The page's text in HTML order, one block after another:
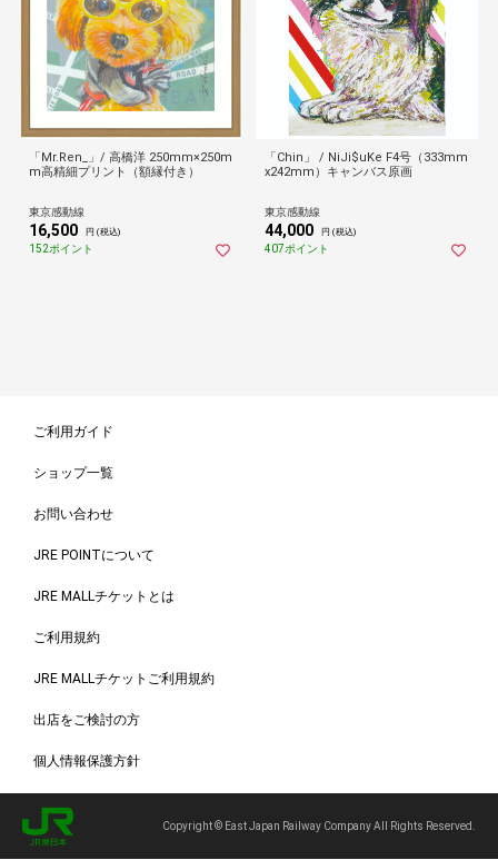
「Mr.Ren_」/ 高橋洋 250mm×250m
m高精細プリント（額縁付き）
東京感動線
16,500 円 (税込)
152ポイント
「Chin」 / NiJi$uKe F4号（333mm
x242mm）キャンバス原画
東京感動線
44,000 円 (税込)
407ポイント
ご利用ガイド
ショップ一覧
お問い合わせ
JRE POINTについて
JRE MALLチケットとは
ご利用規約
JRE MALLチケットご利用規約
出店をご検討の方
個人情報保護方針
Copyright © East Japan Railway Company All Rights Reserved.